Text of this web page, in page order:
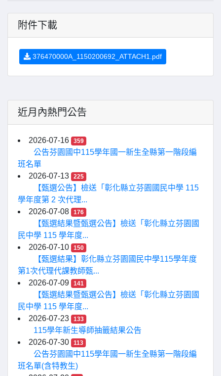
附件下載
376470000A_1150200692_ATTACH1.pdf
近月內熱門公告
2026-07-16 359
公告芬園國中115學年國一新生全縣第一階段編
班名單
2026-07-13
225
【甄選公告】檢送「彰化縣立芬園國民中學 115
學年度第 2 次代理...
2026-07-08
176
【甄選結果暨甄選公告】檢送「彰化縣立芬園國
民中學 115 學年度...
2026-07-10
150
【甄選結果】彰化縣立芬園國民中學115學年度
第1次代理代課教師甄...
2026-07-09
141
【甄選結果暨甄選公告】檢送「彰化縣立芬園國
民中學 115 學年度...
2026-07-23
133
115學年新生導師抽籤結果公告
2026-07-30
113
公告芬園國中115學年國一新生全縣第一階段編
班名單(含特教生)